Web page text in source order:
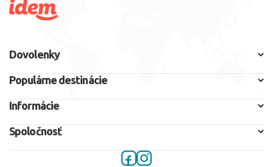
Dovolenky
Populárne destinácie
Informácie
Spoločnosť